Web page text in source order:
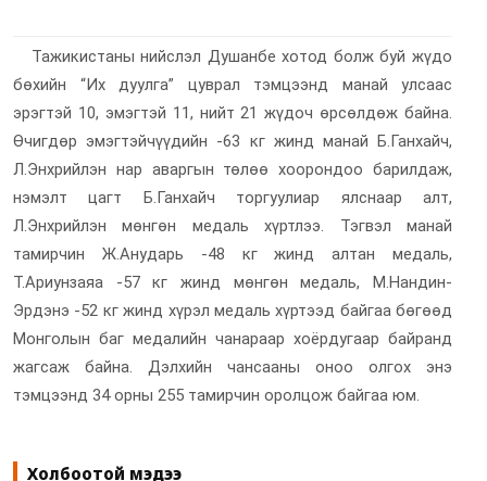
Тажикистаны нийслэл Душанбе хотод болж буй жүдо
бөхийн “Их дуулга” цуврал тэмцээнд манай улсаас
эрэгтэй 10, эмэгтэй 11, нийт 21 жүдоч өрсөлдөж байна.
Өчигдөр эмэгтэйчүүдийн -63 кг жинд манай Б.Ганхайч,
Л.Энхрийлэн нар аваргын төлөө хоорондоо барилдаж,
нэмэлт цагт Б.Ганхайч торгуулиар ялснаар алт,
Л.Энхрийлэн мөнгөн медаль хүртлээ. Тэгвэл манай
тамирчин Ж.Анударь -48 кг жинд алтан медаль,
Т.Ариунзаяа -57 кг жинд мөнгөн медаль, М.Нандин-
Эрдэнэ -52 кг жинд хүрэл медаль хүртээд байгаа бөгөөд
Монголын баг медалийн чанараар хоёрдугаар байранд
жагсаж байна. Дэлхийн чансааны оноо олгох энэ
тэмцээнд 34 орны 255 тамирчин оролцож байгаа юм.
Холбоотой мэдээ